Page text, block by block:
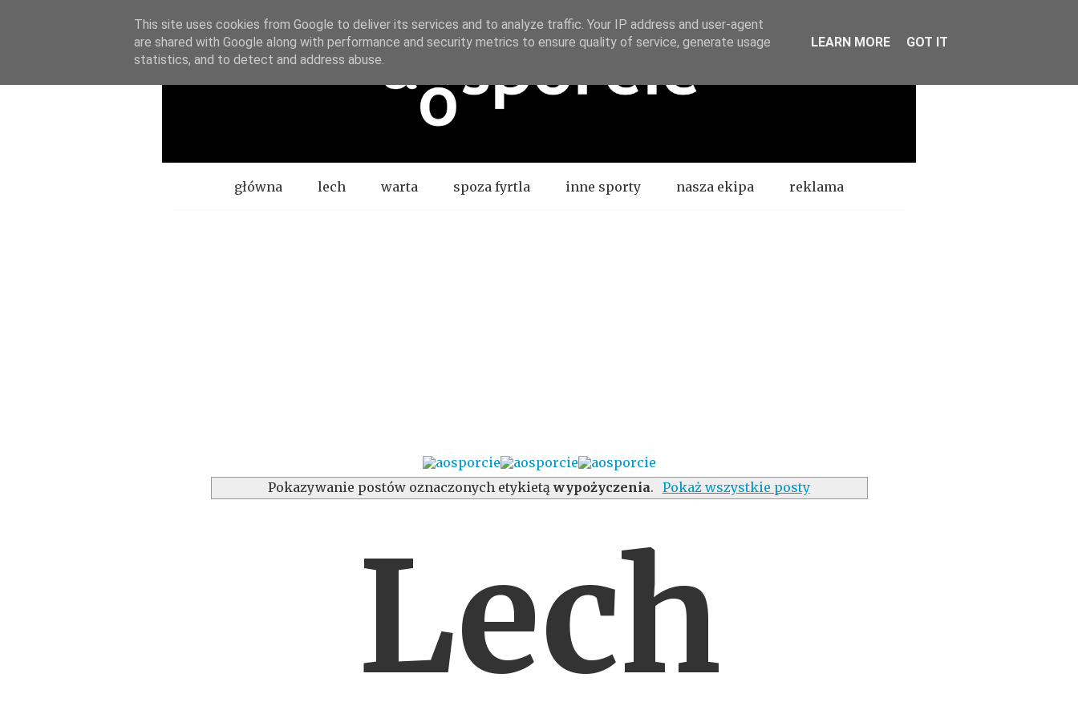
Menugłówna lech warta spoza fyrtla inne sporty nasza ekipa reklama
Pokazywanie postów oznaczonych etykietąwypożyczenia. Pokaż wszystkie posty
Lech
This site uses cookies from Google to deliver its services and to analyze traffic. Your IP address and user-agent
are shared with Google along with performance and security metrics to ensure quality of service, generate usage
statistics, and to detect and address abuse.
LEARN MORE GOT IT